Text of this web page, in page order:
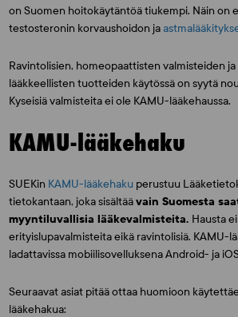
on Suomen hoitokäytäntöä tiukempi. Näin on
testosteronin korvaushoidon ja
Ravintolisien, homeopaattisten valmisteiden
lääkkeellisten tuotteiden käytössä on syytä
Kyseisiä valmisteita ei ole KAMU-lääkehaussa.
KAMU-lääkehaku
SUEKin KAMU-lääkehaku perustuu
tietokantaan, joka sisältäävain Suomesta
myyntiluvallisia lääkevalmisteita. Hausta
erityislupavalmisteita eikä ravintolisiä. KAMU-
ladattavissa mobiilisovelluksena Android- ja
Seuraavat asiat pitää ottaa huomioon
lääkehakua: